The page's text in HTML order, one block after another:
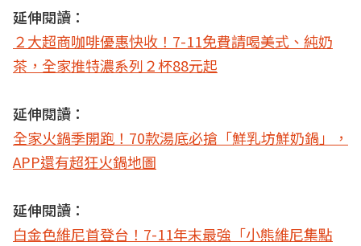
延伸閱讀：
２大超商咖啡優惠快收！7-11免費請喝美式、純奶
茶，全家推特濃系列２杯88元起
延伸閱讀：
全家火鍋季開跑！70款湯底必搶「鮮乳坊鮮奶鍋」，
APP還有超狂火鍋地圖
延伸閱讀：
白金色維尼首登台！7-11年末最強「小熊維尼集點